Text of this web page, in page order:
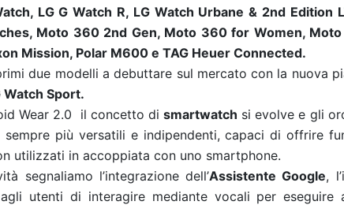
LG G Watch R, LG Watch Urbane & 2nd Edition
Moto 360 2nd Gen, Moto 360 for Women,
Mission, Polar M600 e TAG Heuer Connected.
due modelli a debuttare sul mercato con la nuova
Watch Sport.
Wear 2.0 il concetto dismartwatch si evolve e gli
sempre più versatili e indipendenti, capaci di offrire
utilizzati in accoppiata con uno smartphone.
segnaliamo l’integrazione dell’Assistente Google,
utenti di interagire mediante vocali per eseguire